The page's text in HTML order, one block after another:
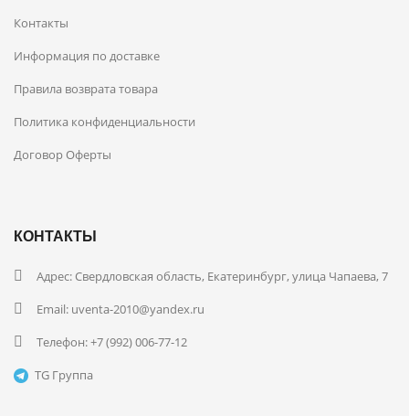
Контакты
Информация по доставке
Правила возврата товара
Политика конфиденциальности
Договор Оферты
КОНТАКТЫ
Адрес: Свердловская область, Екатеринбург, улица Чапаева, 7
Email: uventa-2010@yandex.ru
Телефон:+7 (992) 006-77-12
TG Группа